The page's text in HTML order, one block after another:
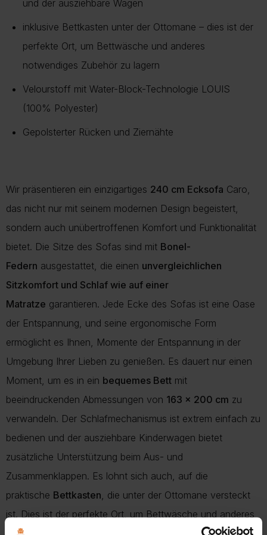
Mehr Informationen zu Lieferung und Versand finden Sie auf
Mehr zur Lieferung
Mehr über Rückgabe
und der ausziehbare Wagen
inklusive Bettkasten unter der Ottomane – dies ist der
perfekte Ort, um Bettwäsche und anderes
notwendiges Zubehör zu lagern
Velourstoff mit Water-Block-Technologie LOUIS
(100% Polyester)
Gepolsterter Rücken und Ziernähte
Wir präsentieren ein einzigartiges 240 cm Ecksofa Caro,
das nicht nur mit seinem modernen Design begeistert,
sondern auch unübertroffenen Komfort und Funktionalität
bietet. Die Sitze des Sofas sind mit Bonel-
Federn ausgestattet, die einen unvergleichlichen
Sitzkomfort und Schlaf wie auf einer
Matratze garantieren. Jede Ecke des Sofas ist eine Oase
der Entspannung, und seine ergonomische Form
ermöglicht es Ihnen, Momente der Entspannung in der
Umgebung Ihrer Lieben zu genießen. Es dauert nur einen
Moment, um es in ein bequemes Bett mit
beeindruckenden Abmessungen von 163 x 200 cm zu
verwandeln. Der Schlafmechanismus ist extrem einfach zu
bedienen und der ausziehbare Kinderwagen bietet
zusätzliche Unterstützung beim Aus- und
Zusammenklappen. Es lohnt sich auch, auf die
praktische Bettkasten, die unter der Ottomane versteckt
ist. Dies ist der perfekte Ort, um Bettwäsche und anderes